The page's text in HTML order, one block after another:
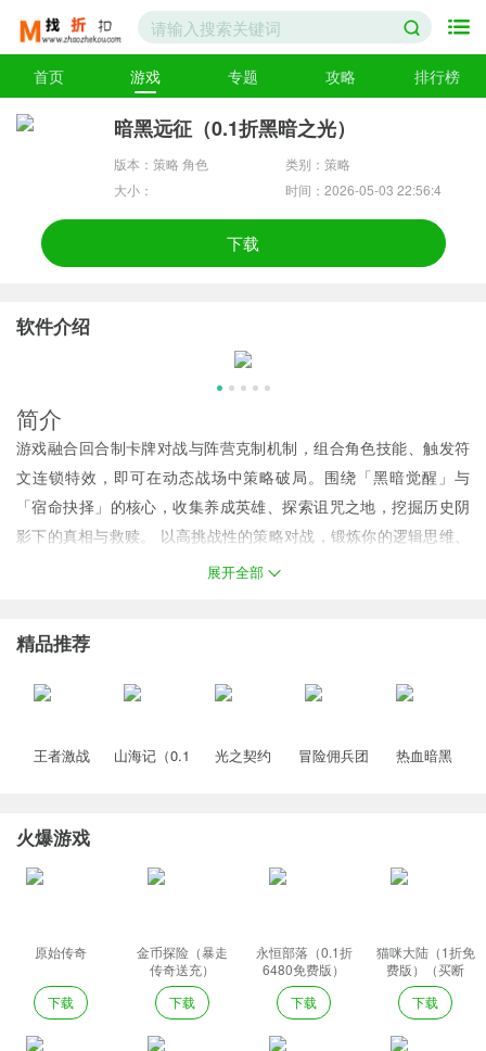
首页 游戏 专题 攻略 排行榜
暗黑远征（0.1折黑暗之光）
版本：策略 角色
类别：策略
大小：
时间：2026-05-03 22:56:4
下载
软件介绍
简介
游戏融合回合制卡牌对战与阵营克制机制，组合角色技能、触发符
文连锁特效，即可在动态战场中策略破局。围绕「黑暗觉醒」与
「宿命抉择」的核心，收集养成英雄、探索诅咒之地，挖掘历史阴
影下的真相与救赎。 以高挑战性的策略对战，锻炼你的逻辑思维、
资源管理与前瞻性规划能力。
大量钻石。 2、超值首充金券礼包，狂送三天，送最强英雄，5星英
雄圣光太守、英雄直升60级资源礼包、珍稀橙装套、进阶石、高级
展开全部
精品推荐
王者激战
山海记（0.1
光之契约
冒险佣兵团
热血暗黑
火爆游戏
原始传奇
下载
金币探险（暴走
传奇送充）
下载
永恒部落（0.1折
6480免费版）
下载
猫咪大陆（1折免
费版）（买断
券）
下载